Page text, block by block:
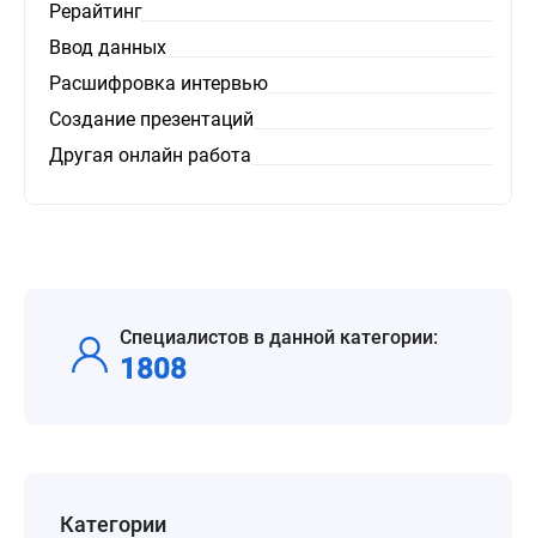
Рерайтинг
Ввод данных
Расшифровка интервью
Создание презентаций
Другая онлайн работа
Специалистов в данной категории:
1808
Категории